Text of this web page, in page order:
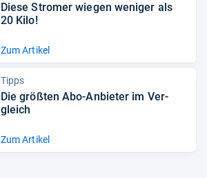
Diese Stro­mer wie­gen weni­ger als
20 Kilo!
Zum Artikel
Tipps
Die größ­ten Abo-​Anbie­ter im Ver­
gleich
Zum Artikel